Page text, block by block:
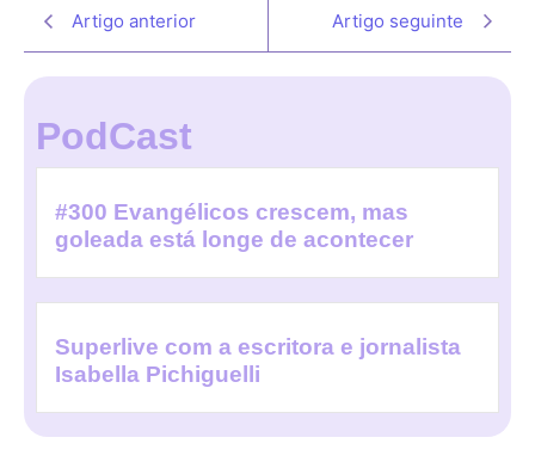
Artigo anterior Artigo seguinte
PodCast
#300 Evangélicos crescem, mas
goleada está longe de acontecer
Superlive com a escritora e jornalista
Isabella Pichiguelli